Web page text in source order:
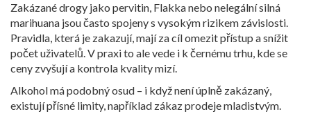
Zakázané drogy jako pervitin, Flakka nebo nelegální silná
marihuana jsou často spojeny s vysokým rizikem závislosti.
Pravidla, která je zakazují, mají za cíl omezit přístup a snížit
počet uživatelů. V praxi to ale vede i k černému trhu, kde se
ceny zvyšují a kontrola kvality mizí.
Alkohol má podobný osud – i když není úplně zakázaný,
existují přísné limity, například zákaz prodeje mladistvým.